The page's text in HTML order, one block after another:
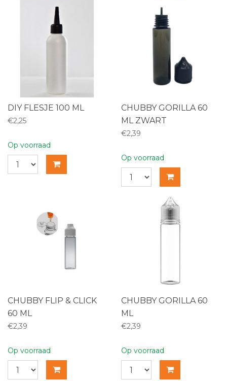
DIY FLESJE 100 ML
€2,25
Op voorraad
CHUBBY GORILLA 60
ML ZWART
€2,39
Op voorraad
CHUBBY FLIP & CLICK
60 ML
€2,39
Op voorraad
CHUBBY GORILLA 60
ML
€2,39
Op voorraad